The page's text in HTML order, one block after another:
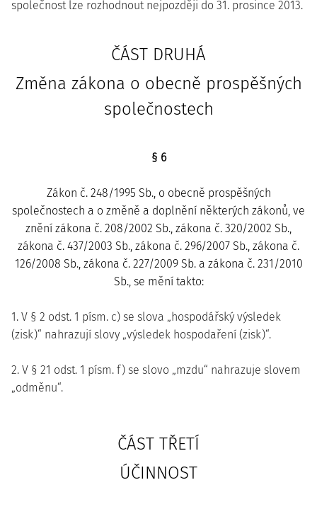
společnost lze rozhodnout nejpozději do 31. prosince 2013.
ČÁST DRUHÁ
Změna zákona o obecně prospěšných
společnostech
§ 6
Zákon č. 248/1995 Sb., o obecně prospěšných
společnostech a o změně a doplnění některých zákonů, ve
znění zákona č. 208/2002 Sb., zákona č. 320/2002 Sb.,
zákona č. 437/2003 Sb., zákona č. 296/2007 Sb., zákona č.
126/2008 Sb., zákona č. 227/2009 Sb. a zákona č. 231/2010
Sb., se mění takto:
1. V § 2 odst. 1 písm. c) se slova „hospodářský výsledek
(zisk)“ nahrazují slovy „výsledek hospodaření (zisk)“.
2. V § 21 odst. 1 písm. f) se slovo „mzdu“ nahrazuje slovem
„odměnu“.
ČÁST TŘETÍ
ÚČINNOST